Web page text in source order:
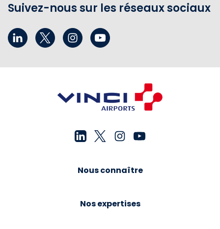
Suivez-nous sur les réseaux sociaux
Nous connaître
Nos expertises